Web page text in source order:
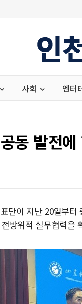
사회 엔터
동 발전에
단이 지난 20일부
방위적 실무협력을